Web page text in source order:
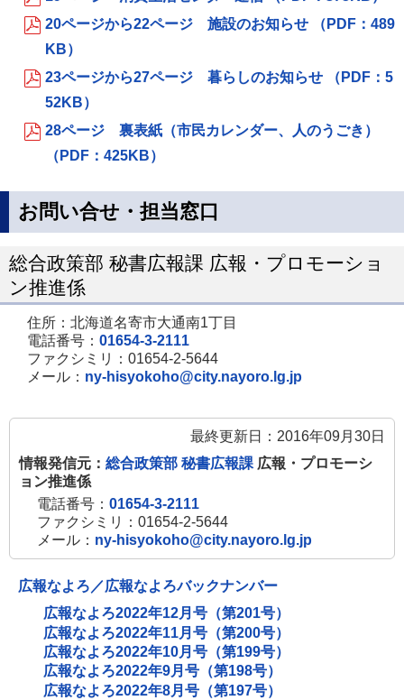
20ページから22ページ 施設のお知らせ （PDF：489
KB）
23ページから27ページ 暮らしのお知らせ （PDF：5
52KB）
28ページ 裏表紙（市民カレンダー、人のうごき）
（PDF：425KB）
お問い合せ・担当窓口
総合政策部 秘書広報課 広報・プロモーショ
ン推進係
住所：北海道名寄市大通南1丁目
電話番号： 01654-3-2111
ファクシミリ：01654-2-5644
メール： ny-hisyokoho@city.nayoro.lg.jp
最終更新日：2016年09月30日
情報発信元： 総合政策部 秘書広報課 広報・プロモーシ
ョン推進係
電話番号： 01654-3-2111
ファクシミリ：01654-2-5644
メール： ny-hisyokoho@city.nayoro.lg.jp
広報なよろ／広報なよろバックナンバー
広報なよろ2022年12月号（第201号）
広報なよろ2022年11月号（第200号）
広報なよろ2022年10月号（第199号）
広報なよろ2022年9月号（第198号）
広報なよろ2022年8月号（第197号）